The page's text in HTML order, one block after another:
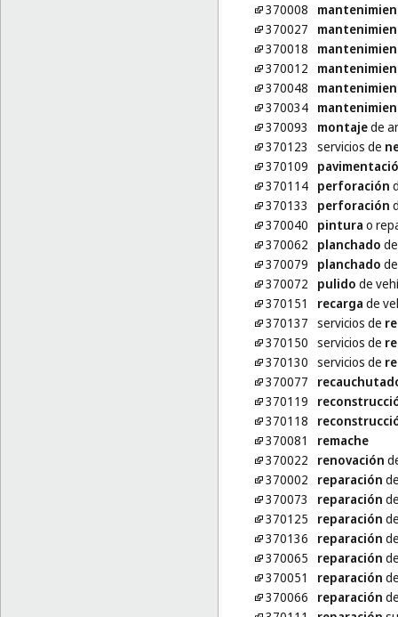
370008
370027
370018
370012
370048
370034
370093
montajede
370123
servicios de
370109
370114 perforación
370133
perforación
370040
pintura o
370062
planchado
370079
planchado
370072
pulido de
370151
recarga de
370137 servicios de
370150 servicios de
370130 servicios de
370077
370119
370118
370081
remache
370022
renovación
370002
reparación
370073
reparación
370125
reparación
370136
reparación
370065
reparación
370051
reparación
370066
reparación